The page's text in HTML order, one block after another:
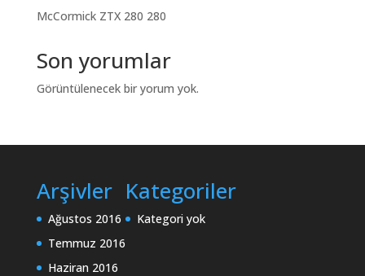
McCormick ZTX 280 280
Son yorumlar
Görüntülenecek bir yorum yok.
Arşivler
Ağustos 2016
Temmuz 2016
Haziran 2016
Kategoriler
Kategori yok